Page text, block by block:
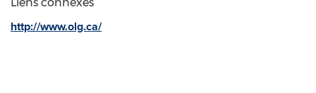
http://www.olg.ca/